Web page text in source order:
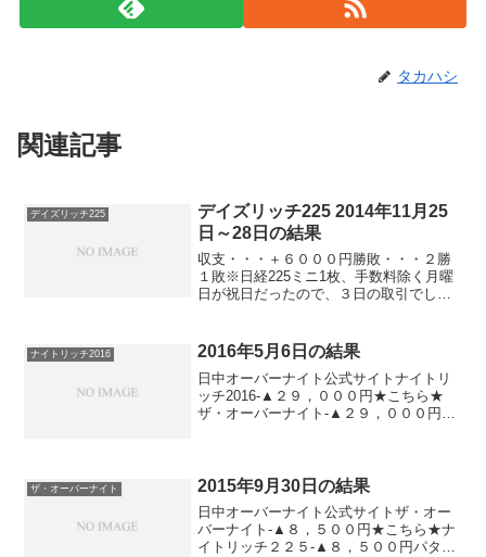
タカハシ
関連記事
デイズリッチ225
デイズリッチ225 2014年11月25
日～28日の結果
収支・・・＋６０００円勝敗・・・２勝
１敗※日経225ミニ1枚、手数料除く月曜
日が祝日だったので、３日の取引でし
ましたね。
ナイトリッチ2016 2016年5月6日の結果
日中オーバーナイト公式サイトナイトリ
ッチ2016-▲２９，０００円★こちら★
ザ・オーバーナイト-▲２９，０００円★
２，５０...
ザ・オーバーナイト 2015年9月30日の結果
日中オーバーナイト公式サイトザ・オー
バーナイト-▲８，５００円★こちら★ナ
イトリッチ２２５-▲８，５００円パター